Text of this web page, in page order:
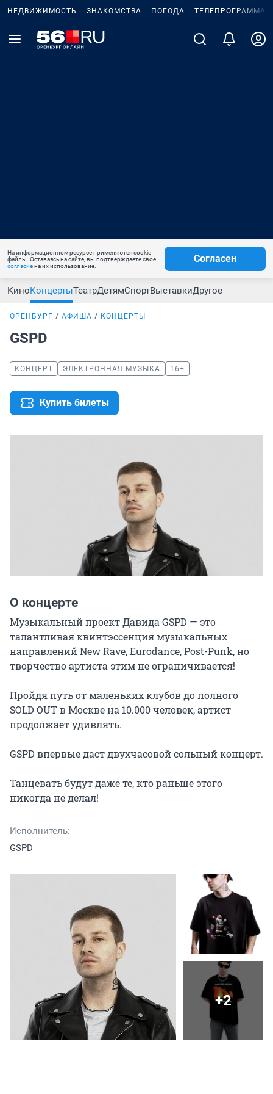
НЕДВИЖИМОСТЬ ЗНАКОМСТВА ПОГОДА ТЕЛЕПРОГРАММА
На информационном ресурсе применяются cookie-
файлы. Оставаясь на сайте, вы подтверждаете свое
согласиена их использование.
Согласен
КиноКонцертыТеатрДетямСпортВыставкиДругое
ОРЕНБУРГ АФИША КОНЦЕРТЫ
GSPD
КОНЦЕРТ ЭЛЕКТРОННАЯ МУЗЫКА 16+
Купить билеты
О концерте
Музыкальный проект Давида GSPD — это
талантливая квинтэссенция музыкальных
направлений New Rave, Eurodance, Post-Punk, но
творчество артиста этим не ограничивается!
Пройдя путь от маленьких клубов до полного
SOLD OUT в Москве на 10.000 человек, артист
продолжает удивлять.
GSPD впервые даст двухчасовой сольный концерт.
Танцевать будут даже те, кто раньше этого
никогда не делал!
Исполнитель:
GSPD
+2